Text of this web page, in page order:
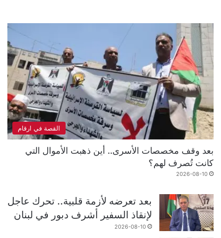
القصة في ارقام
بعد وقف مخصصات الأسرى.. أين ذهبت الأموال التي
كانت تُصرف لهم؟
2026-08-10
بعد تعرضه لأزمة قلبية.. تحرك عاجل
لإنقاذ السفير أشرف دبور في لبنان
2026-08-10